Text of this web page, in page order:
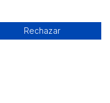
Rechazar